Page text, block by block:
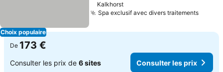
Choix populaire
Kalkhorst
Spa exclusif avec divers traitements
De 173 €
Consulter les prix de 6 sites Consulter les prix